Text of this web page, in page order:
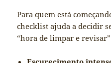
Para quem está
checklist ajuda a decidir
“hora de limpar e